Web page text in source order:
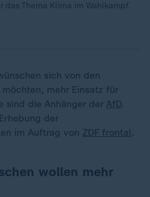
das Thema Klima im Wahlkampf.
sich von den
mehr Einsatz für
sind die Anhänger der AfD.
der
im Auftrag von ZDF frontal.
wollen mehr